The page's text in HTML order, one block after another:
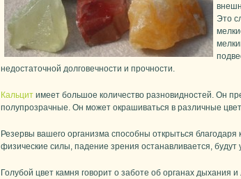
Это
недостаточной долговечности и прочности.
Кальцит имеет большое количество разновидностей. Он
полупрозрачные. Он может окрашиваться в различные
Резервы вашего организма способны открыться
физические силы, падение зрения останавливается, будут
Голубой цвет камня говорит о заботе об органах дыхания